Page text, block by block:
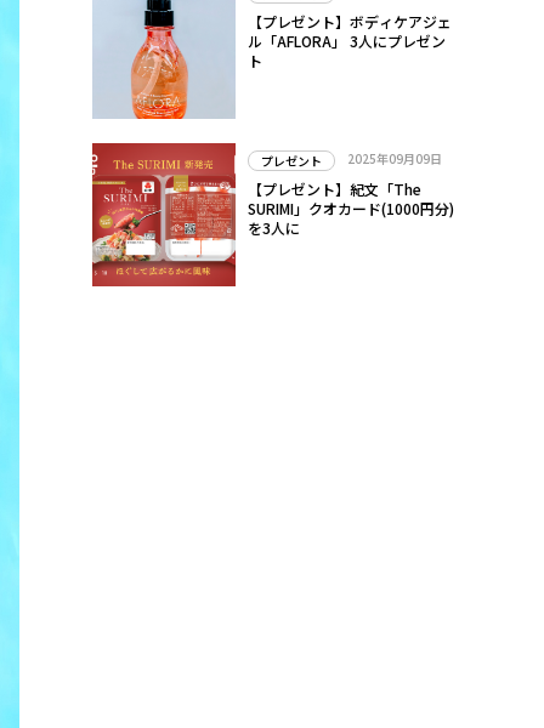
【プレゼント】ボディケアジェ
ル「AFLORA」 3人にプレゼン
ト
プレゼント 2025年09月09日
【プレゼント】紀文「The
SURIMI」クオカード(1000円分)
を3人に